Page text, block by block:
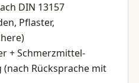
DIN 13157
Pflaster,
+ Schmerzmittel-
Rücksprache mit